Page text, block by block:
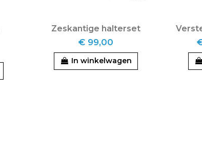
Zeskantige halterset
€ 99,00
In winkelwagen